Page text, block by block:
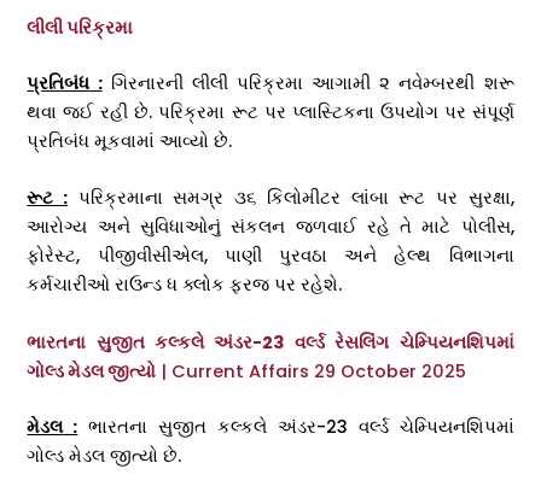
લીલી પરિક્રમા
પ્રતિબંધ :ગિરનારની લીલી પરિક્રમા આગામી ૨ નવેમ્બરથી શરૂ
થવા જઈ રહી છે. પરિક્રમા રૂટ પર પ્લાસ્ટિકના ઉપયોગ પર સંપૂર્ણ
પ્રતિબંધ મૂકવામાં આવ્યો છે.
રૂટ : પરિક્રમાના સમગ્ર ૩૬ કિલોમીટર લાંબા રૂટ પર સુરક્ષા,
આરોગ્ય અને સુવિધાઓનું સંકલન જળવાઈ રહે તે માટે પોલીસ,
ફોરેસ્ટ, પીજીવીસીએલ, પાણી પુરવઠા અને હેલ્થ વિભાગના
કર્મચારીઓ રાઉન્ડ ધ ક્લોક ફરજ પર રહેશે.
ભારતના સુજીત કલ્કલે અંડર-23 વર્લ્ડ રેસલિંગ ચેમ્પિયનશિપમાં
ગોલ્ડ મેડલ જીત્યો | Current Affairs 29 October 2025
મેડલ: ભારતના સુજીત કલ્કલે અંડર-23 વર્લ્ડ ચેમ્પિયનશિપમાં
ગોલ્ડ મેડલ જીત્યો છે.